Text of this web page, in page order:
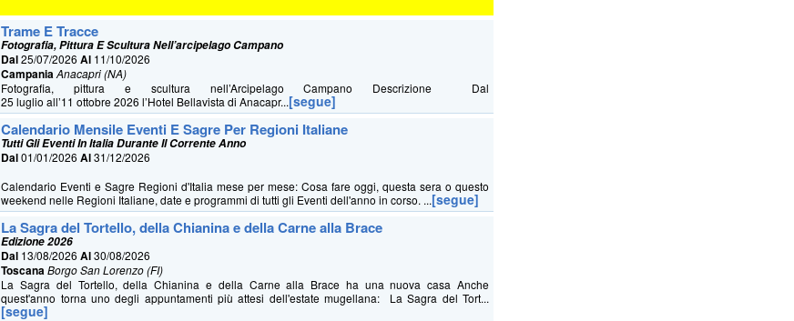
Trame E Tracce
Fotografia, Pittura E Scultura Nell’arcipelago Campano
Dal25/07/2026Al 11/10/2026
CampaniaAnacapri (NA)
Fotografia, pittura e scultura nell’Arcipelago Campano Descrizione Dal
25 luglio all’11 ottobre 2026 l’Hotel Bellavista di Anacapr...[segue]
Calendario Mensile Eventi E Sagre Per Regioni Italiane
Tutti Gli Eventi In Italia Durante Il Corrente Anno
Dal01/01/2026Al31/12/2026
Calendario Eventi e Sagre Regioni d'Italia mese per mese: Cosa fare oggi, questa sera o questo
weekend nelle Regioni Italiane, date e programmi di tutti gli Eventi dell'anno in corso. ...[segue]
La Sagra del Tortello, della Chianina e della Carne alla Brace
Edizione 2026
Dal 13/08/2026Al30/08/2026
ToscanaBorgo San Lorenzo (FI)
La Sagra del Tortello, della Chianina e della Carne alla Brace ha una nuova casa Anche
quest'anno torna uno degli appuntamenti più attesi dell'estate mugellana: La Sagra del Tort...
[segue]